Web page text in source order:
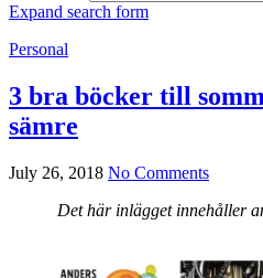
Expand search form
Personal
3 bra böcker till
sämre
July 26, 2018 No Comments
Det här inlägget innehåller